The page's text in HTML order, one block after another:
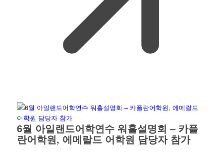
6월 아일랜드어학연수 워홀설명회 – 카플
란어학원, 에메랄드 어학원 담당자 참가